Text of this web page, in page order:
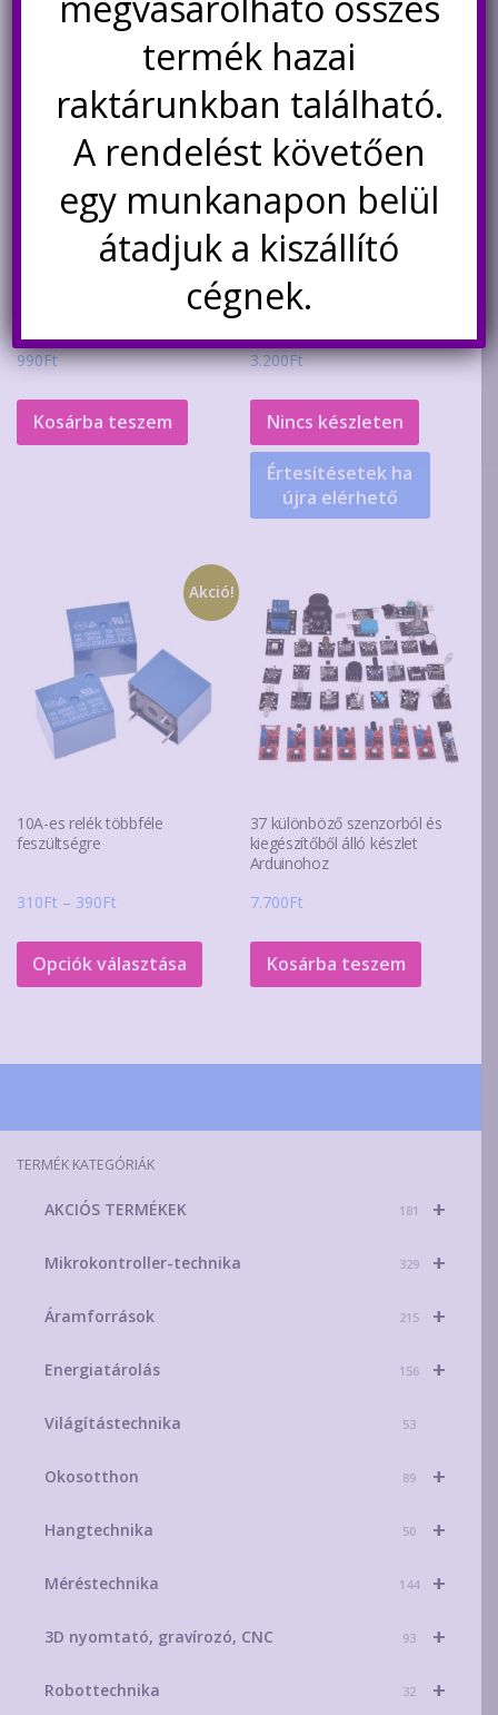
RY5W-K minőségi kis jelű relé
990Ft
Kosárba teszem
Tuya WiFi okos
fényerőszabályzó kapcsoló
3.200Ft
Nincs készleten
Értesítésetek ha
újra elérhető
Akció!
10A-es relék többféle
feszültségre
310Ft – 390Ft
-
390Ft
Opciók választása
terméknek
változatok
37 különböző szenzorból és
kiegészítőből álló készlet
Arduinohoz
7.700Ft
Kosárba teszem
TERMÉK KATEGÓRIÁK
+
AKCIÓS TERMÉKEK 181
+
Mikrokontroller-technika 329
+
Áramforrások 215
+
Energiatárolás 156
Világítástechnika 53
+
Okosotthon 89
+
Hangtechnika 50
+
Méréstechnika 144
+
3D nyomtató, gravírozó, CNC 93
+
Robottechnika 32
termék hazai
raktárunkban található.
A rendelést követően
egy munkanapon belül
átadjuk a kiszállító
cégnek.